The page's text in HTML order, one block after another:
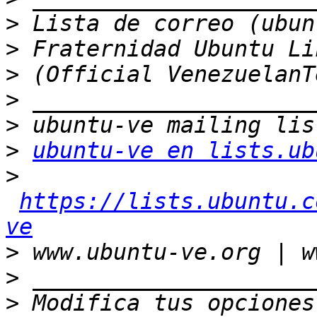
>
>
>
>
>
>
ubuntu-ve en
>
https://
ve
>
>
> Modifica tus